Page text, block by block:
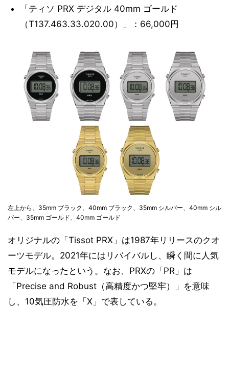
「ティソ PRX デジタル 40mm ゴールド
（T137.463.33.020.00）」：66,000円
左上から、35mm ブラック、40mm ブラック、35mm シルバー、40mm シル
バー、35mm ゴールド、40mm ゴールド
オリジナルの「Tissot PRX」は1987年リリースのクオ
ーツモデル。2021年にはリバイバルし、瞬く間に人気
モデルになったという。なお、PRXの「PR」は
「Precise and Robust（高精度かつ堅牢）」を意味
し、10気圧防水を「X」で表している。